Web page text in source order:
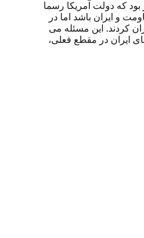
که دولت آمریکا رسما
و ایران باشد اما در
خالی را بمباران کردند. این مسئله می
ایران در مقطع فعلی،